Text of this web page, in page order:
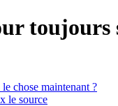
toujours
chose maintenant ?
le source